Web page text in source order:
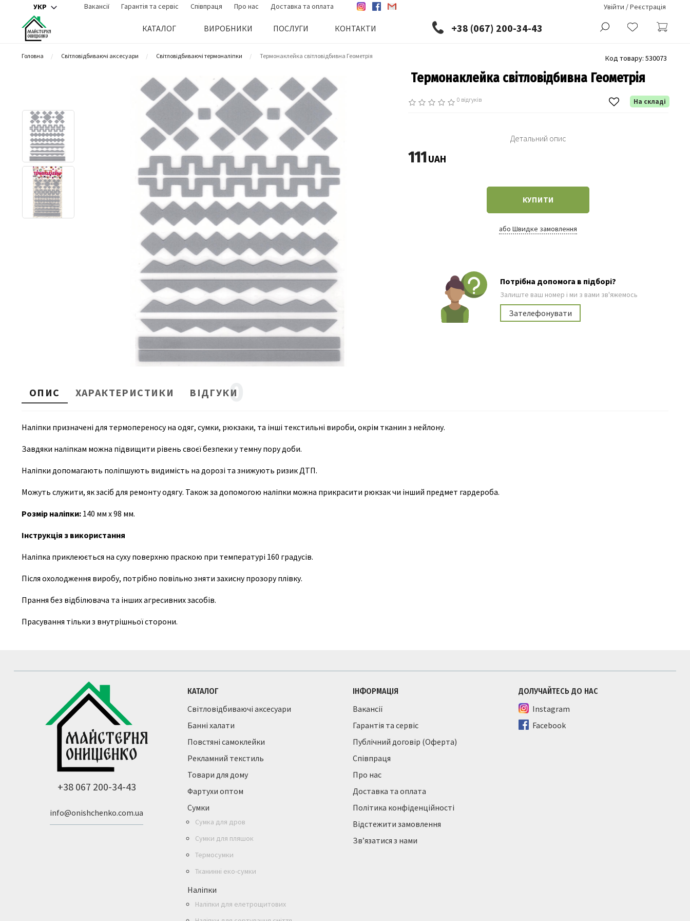
УКР Вакансії Гарантія та сервіс Співпраця Про нас Доставка та оплата Увійти / Реєстрація
КАТАЛОГ ВИРОБНИКИ ПОСЛУГИ КОНТАКТИ +38 (067) 200-34-43
Головна Cвітловідбиваючі аксесуари Світловідбиваючі термоналіпки Термонаклейка світловідбивна Геометрія
Термонаклейка світловідбивна Геометрія
Код товару: 530073
На складі
0 відгуків
Детальний опис
111UAH
КУПИТИ
або Швидке замовлення
Потрібна допомога в підборі?
Залиште ваш номер і ми з вами зв'яжемось
Зателефонувати
ОПИС ХАРАКТЕРИСТИКИ ВІДГУКИ
0
Наліпки призначені для термопереносу на одяг, сумки, рюкзаки, та інші текстильні вироби, окрім тканин з нейлону.
Завдяки наліпкам можна підвищити рівень своєї безпеки у темну пору доби.
Наліпки допомагають поліпшують видимість на дорозі та знижують ризик ДТП.
Можуть служити, як засіб для ремонту одягу. Також за допомогою наліпки можна прикрасити рюкзак чи інший предмет гардероба.
Розмір наліпки: 140 мм х 98 мм.
Інструкція з використання
Наліпка приклеюється на суху поверхню праскою при температурі 160 градусів.
Після охолодження виробу, потрібно повільно зняти захисну прозору плівку.
Прання без відбілювача та інших агресивних засобів.
Прасування тільки з внутрішньої сторони.
+38 067 200-34-43
info@onishchenko.com.ua
КАТАЛОГ
Cвітловідбиваючі аксесуари
Банні халати
Повстяні самоклейки
Рекламний текстиль
Товари для дому
Фартухи оптом
Сумки
Сумка для дров
Сумки для пляшок
Термосумки
Тканинні еко-сумки
Наліпки
Наліпки для елетрощитових
ІНФОРМАЦІЯ
Вакансії
Гарантія та сервіс
Публічний договір (Оферта)
Співпраця
Про нас
Доставка та оплата
Політика конфіденційності
Відстежити замовлення
Зв’язатися з нами
ДОЛУЧАЙТЕСЬ ДО НАС
Instagram
Facebook